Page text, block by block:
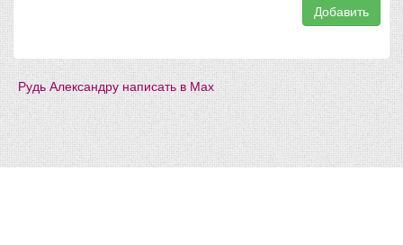
Добавить
Рудь Александру написать в Мах